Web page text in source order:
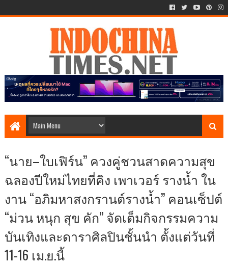
“นาย–ใบเฟิร์น” ควงคู่ชวนสาดความสุข
ฉลองปีใหม่ไทยที่คิง เพาเวอร์ รางน้ำ ใน
งาน “อภิมหาสงกรานต์รางน้ำ” คอนเซ็ปต์
“ม่วน หนุก สุข คัก” จัดเต็มกิจกรรมความ
บันเทิงและดาราศิลปินชั้นนำ ตั้งแต่วันที่
11-16 เม.ย.นี้